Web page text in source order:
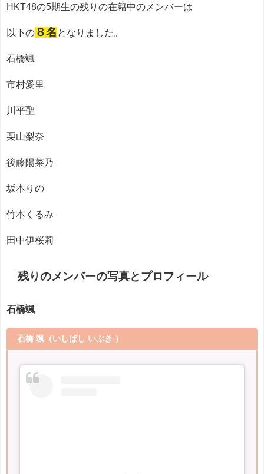
HKT48の5期生の残りの在籍中のメンバーは
以下の ８名 となりました。
石橋颯
市村愛里
川平聖
栗山梨奈
後藤陽菜乃
坂本りの
竹本くるみ
田中伊桜莉
残りのメンバーの写真とプロフィール
石橋颯
石橋 颯 （いしばし いぶき ）